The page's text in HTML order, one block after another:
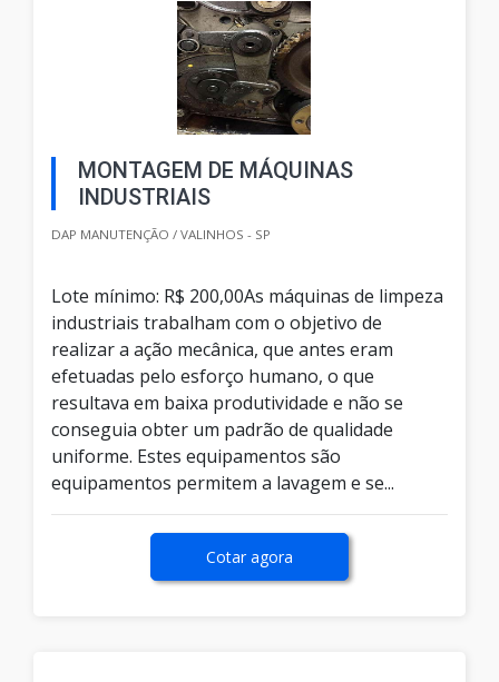
MONTAGEM DE MÁQUINAS
INDUSTRIAIS
DAP MANUTENÇÃO / VALINHOS - SP
Lote mínimo: R$ 200,00As máquinas de limpeza
industriais trabalham com o objetivo de
realizar a ação mecânica, que antes eram
efetuadas pelo esforço humano, o que
resultava em baixa produtividade e não se
conseguia obter um padrão de qualidade
uniforme. Estes equipamentos são
equipamentos permitem a lavagem e se...
Cotar agora